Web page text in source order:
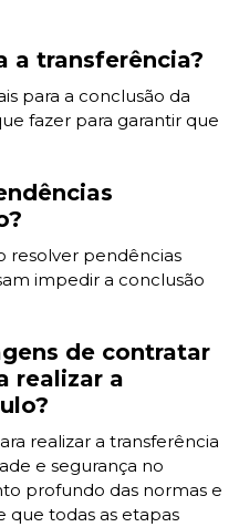
a transferência?
para a conclusão da
fazer para garantir que
resolver pendências
impedir a conclusão
de contratar
realizar a
realizar a transferência
e segurança no
profundo das normas e
que todas as etapas